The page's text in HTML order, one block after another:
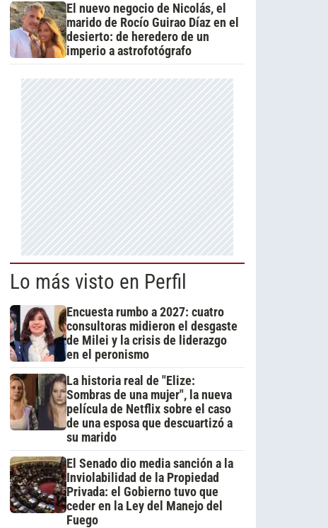
El nuevo negocio de Nicolás, el
marido de Rocío Guirao Díaz en el
desierto: de heredero de un
imperio a astrofotógrafo
Lo más visto en Perfil
Encuesta rumbo a 2027: cuatro
consultoras midieron el desgaste
de Milei y la crisis de liderazgo
en el peronismo
La historia real de "Elize:
Sombras de una mujer", la nueva
película de Netflix sobre el caso
de una esposa que descuartizó a
su marido
El Senado dio media sanción a la
Inviolabilidad de la Propiedad
Privada: el Gobierno tuvo que
ceder en la Ley del Manejo del
Fuego